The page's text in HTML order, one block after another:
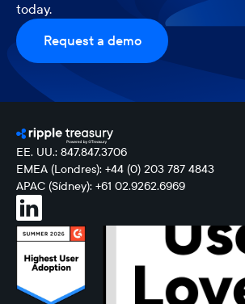
today.
Request a demo
EE. UU.: 847.847.3706
EMEA (Londres): +44 (0) 203 787 4843
APAC (Sídney): +61 02.9262.6969